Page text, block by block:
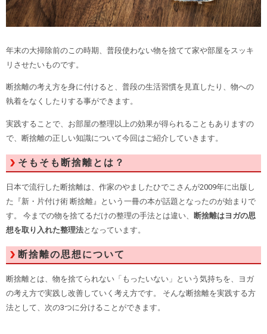
年末の大掃除前のこの時期、普段使わない物を捨てて家や部屋をスッキ
リさせたいものです。
断捨離の考え方を身に付けると、普段の生活習慣を見直したり、物への
執着をなくしたりする事ができます。
実践することで、お部屋の整理以上の効果が得られることもありますの
で、断捨離の正しい知識について今回はご紹介していきます。
そもそも断捨離とは？
日本で流行した断捨離は、作家のやましたひでこさんが2009年に出版し
た『新・片付け術 断捨離』という一冊の本が話題となったのが始まりで
す。 今までの物を捨てるだけの整理の手法とは違い、
断捨離はヨガの思
想を取り入れた整理法となっています。
断捨離の思想について
断捨離とは、物を捨てられない「もったいない」という気持ちを、ヨガ
の考え方で実践し改善していく考え方です。 そんな断捨離を実践する方
法として、次の3つに分けることができます。